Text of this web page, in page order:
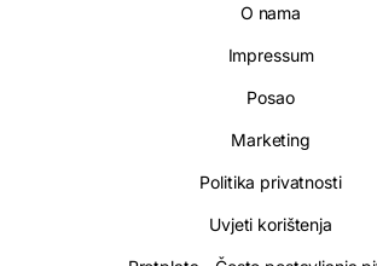
O nama
Impressum
Posao
Marketing
Politika privatnosti
Uvjeti korištenja